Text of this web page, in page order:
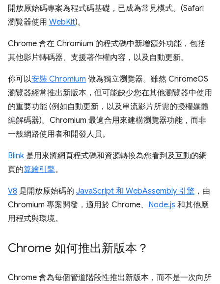
開放原始碼專案為程式碼基礎，已成為常見模式。(Safari
瀏覽器使用 WebKit)。
Chrome 會在 Chromium 的程式碼中新增額外功能，包括
其他影片轉碼器、支援著作權內容，以及自動更新。
你可以安裝 Chromium 做為獨立瀏覽器。雖然 ChromeOS
瀏覽器經常推出新版本，但可能缺少您在其他瀏覽器中使用
的重要功能 (例如自動更新，以及串流影片所需的授權媒體
編解碼器)。Chromium 最適合用來建構瀏覽器功能，而非
一般網路使用者和開發人員。
Blink 是用來將網頁程式碼和資源轉換為您看到及互動的網
頁的算繪引擎。
V8 是開放原始碼的 JavaScript 和 WebAssembly 引擎 ，由
Chromium 專案開發，適用於 Chrome、 Node.js 和其他應
用程式與環境。
Chrome 如何推出新版本？
Chrome 會為每個管道階段性推出新版本，而不是一次向所